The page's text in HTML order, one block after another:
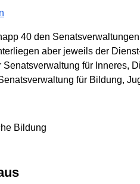
40 den
aber jeweils der
für Inneres,
für Bildung,
Bildung